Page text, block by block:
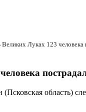
Великих Луках 123
область)